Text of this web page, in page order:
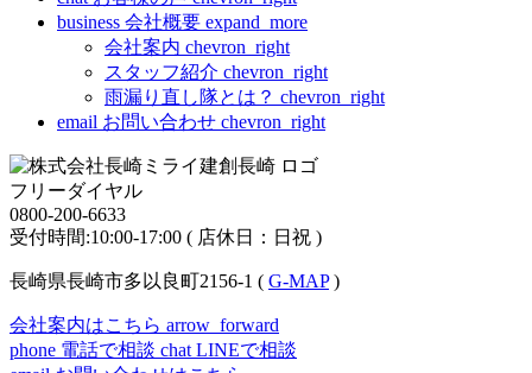
business 会社概要 expand_more
会社案内 chevron_right
スタッフ紹介 chevron_right
雨漏り直し隊とは？ chevron_right
email お問い合わせ chevron_right
フリーダイヤル
0800-200-6633
受付時間:10:00-17:00 ( 店休日：日祝 )
長崎県長崎市多以良町2156-1 ( G-MAP)
会社案内はこちら arrow_forward
phone 電話で相談 chat LINEで相談